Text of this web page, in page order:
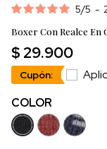
5/5 -
Boxer Con Realce En
$ 29.900
Cupón:
COLOR